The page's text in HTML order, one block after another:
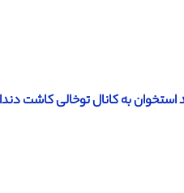
به کانال توخالی کاشت دندان (ساینس دایرکت